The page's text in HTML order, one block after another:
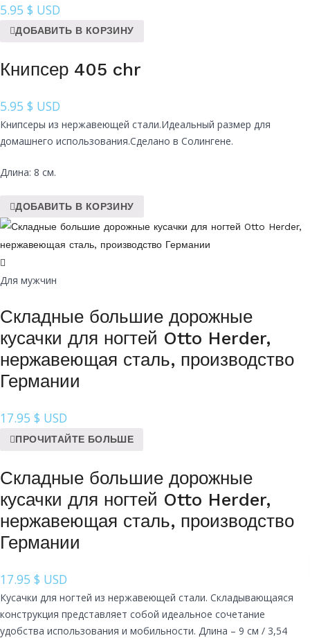
5.95 $ USD
ДОБАВИТЬ В КОРЗИНУ
Книпсер 405 chr
5.95 $ USD
Книпсеры из нержавеющей стали.Идеальный размер для
домашнего использования.Сделано в Солингене.
Длина: 8 см.
ДОБАВИТЬ В КОРЗИНУ
Для мужчин
Складные большие дорожные
кусачки для ногтей Otto Herder,
нержавеющая сталь, производство
Германии
17.95 $ USD
ПРОЧИТАЙТЕ БОЛЬШЕ
Складные большие дорожные
кусачки для ногтей Otto Herder,
нержавеющая сталь, производство
Германии
17.95 $ USD
Кусачки для ногтей из нержавеющей стали. Складывающаяся
конструкция представляет собой идеальное сочетание
удобства использования и мобильности. Длина – 9 см / 3,54